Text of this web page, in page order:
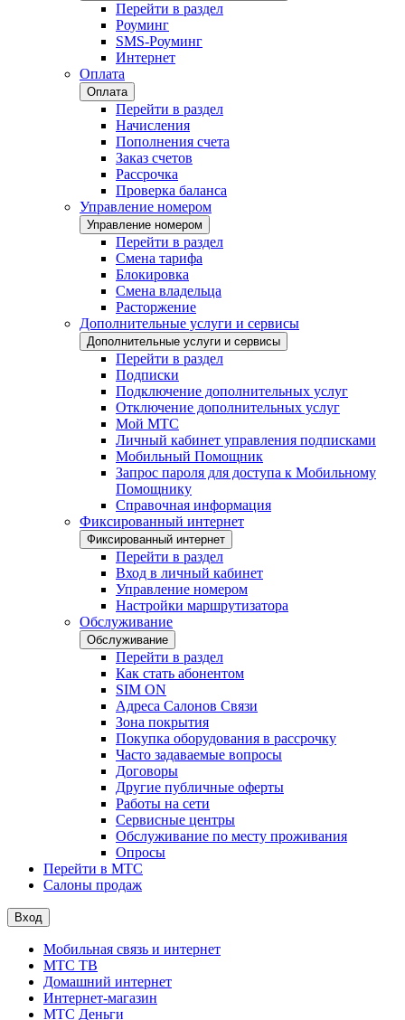
Перейти в раздел
Роуминг
SMS-Роуминг
Интернет
Оплата
Оплата
Перейти в раздел
Начисления
Пополнения счета
Заказ счетов
Рассрочка
Проверка баланса
Управление номером
Управление номером
Перейти в раздел
Смена тарифа
Блокировка
Смена владельца
Расторжение
Дополнительные услуги и сервисы
Дополнительные услуги и сервисы
Перейти в раздел
Подписки
Подключение дополнительных услуг
Отключение дополнительных услуг
Мой МТС
Личный кабинет управления подписками
Мобильный Помощник
Запрос пароля для доступа к Мобильному
Помощнику
Справочная информация
Фиксированный интернет
Фиксированный интернет
Перейти в раздел
Вход в личный кабинет
Управление номером
Настройки маршрутизатора
Обслуживание
Обслуживание
Перейти в раздел
Как стать абонентом
SIM ON
Адреса Салонов Связи
Зона покрытия
Покупка оборудования в рассрочку
Часто задаваемые вопросы
Договоры
Другие публичные оферты
Работы на сети
Сервисные центры
Обслуживание по месту проживания
Опросы
Перейти в МТС
Салоны продаж
Вход
Мобильная связь и интернет
МТС ТВ
Домашний интернет
Интернет-магазин
МТС Деньги